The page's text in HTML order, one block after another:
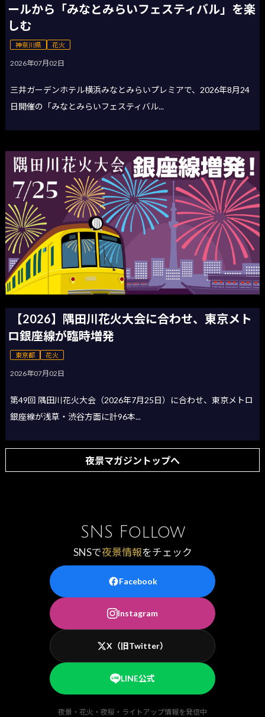
ールから「みなとみらいフェスティバル」を楽
しむ
神奈川県 花火
2026年07月02日
三井ガーデンホテル横浜みなとみらいプレミアで、2026年8月24
日開催の「みなとみらいフェスティバル...
【2026】隅田川花火大会に合わせ、東京メト
ロ銀座線が臨時増発
東京都 花火
2026年07月02日
第49回 隅田川花火大会（2026年7月25日）に合わせ、東京メトロ
銀座線が浅草・渋谷方面に計96本...
夜景マガジントップへ
SNS Follow
SNSで夜景情報をチェック
Facebook
Instagram
X（旧Twitter）
LINE公式
夜景・花火・夜桜・ライトアップ情報を発信中